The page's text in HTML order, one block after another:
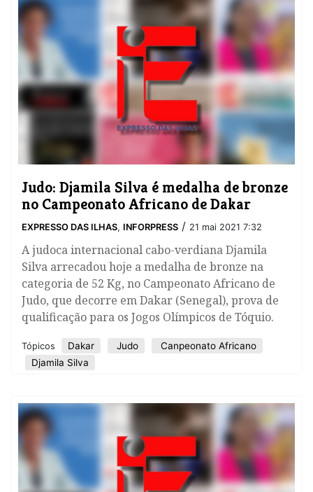
Judo: Djamila Silva é medalha de bronze
no Campeonato Africano de Dakar
EXPRESSO DAS ILHAS, INFORPRESS / 21 mai 2021 7:32
A judoca internacional cabo-verdiana Djamila
Silva arrecadou hoje a medalha de bronze na
categoria de 52 Kg, no Campeonato Africano de
Judo, que decorre em Dakar (Senegal), prova de
qualificação para os Jogos Olímpicos de Tóquio.
Tópicos Dakar Judo
Canpeonato Africano
Djamila Silva